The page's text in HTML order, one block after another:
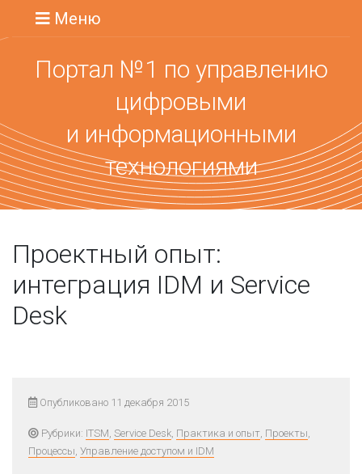
Меню
Портал №1 по управлению
цифровыми
и информационными
технологиями
Проектный опыт:
интеграция IDM и Service
Desk
Опубликовано 11 декабря 2015
Рубрики: ITSM, Service Desk, Практика и опыт, Проекты,
Процессы, Управление доступом и IDM